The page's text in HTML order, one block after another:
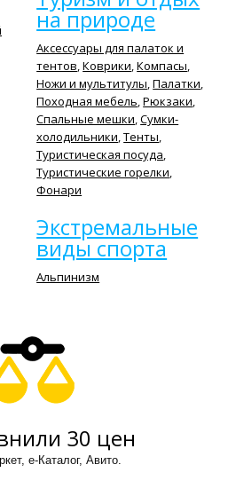
на природе
Аксессуары для палаток и
тентов,Коврики,Компасы,
Ножи и мультитулы,Палатки,
Походная мебель,Рюкзаки,
Спальные мешки,Сумки-
холодильники,Тенты,
Туристическая посуда,
Туристические горелки,
Фонари
Экстремальные
виды спорта
Альпинизм
30 цен
е-Каталог, Авито.